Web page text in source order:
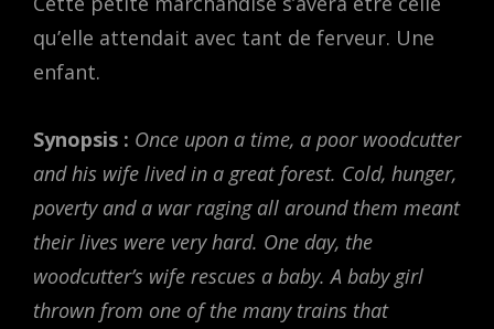
qu’elle attendait avec tant de ferveur. Une
enfant.
Synopsis : Once upon a time, a poor woodcutter
and his wife lived in a great forest. Cold, hunger,
poverty and a war raging all around them meant
their lives were very hard. One day, the
woodcutter’s wife rescues a baby. A baby girl
thrown from one of the many trains that